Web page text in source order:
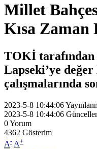
Millet
Kısa Zaman
TOKİ tarafından
Lapseki’ye
çalışmalarında
2023-5-8 10:44:06
2023-5-8 10:44:06
0Yorum
4362 Gösterim
A- A+